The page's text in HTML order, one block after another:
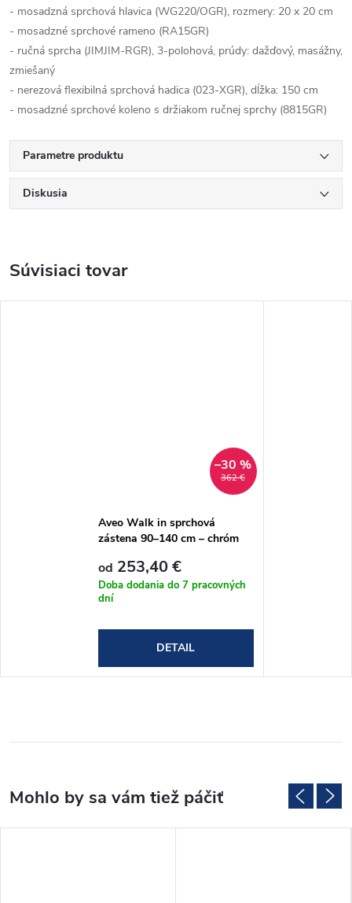
- mosadzná sprchová hlavica (WG220/OGR), rozmery: 20 x 20 cm
- mosadzné sprchové rameno (RA15GR)
- ručná sprcha (JIMJIM-RGR), 3-polohová, prúdy: dažďový, masážny,
zmiešaný
- nerezová flexibilná sprchová hadica (023-XGR), dĺžka: 150 cm
- mosadzné sprchové koleno s držiakom ručnej sprchy (8815GR)
Parametre produktu
Diskusia
Súvisiaci tovar
362 €
–30 %
Aveo Walk in sprchová
zástena 90–140 cm – chróm
od 253,40 €
Doba dodania do 7 pracovných
dní
DETAIL